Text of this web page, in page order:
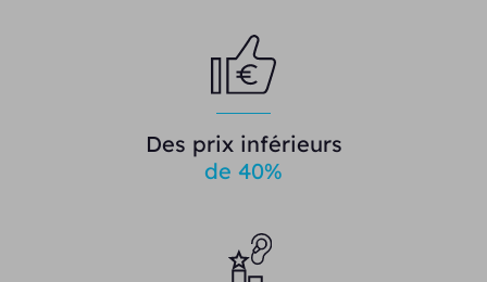
Des prix inférieurs
de 40%